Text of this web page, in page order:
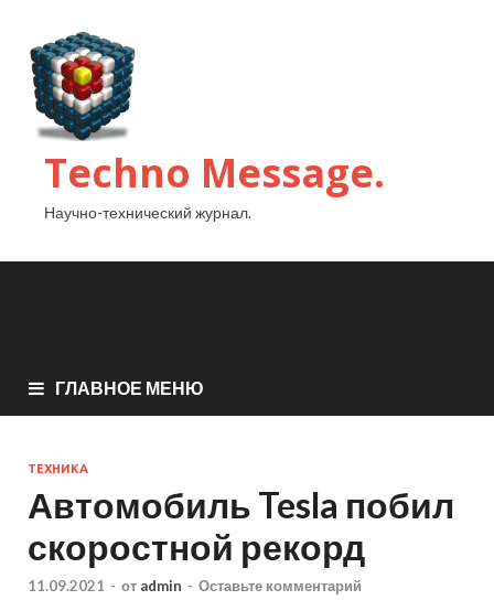
Techno Message.
Научно-технический журнал.
ГЛАВНОЕ МЕНЮ
ТЕХНИКА
Автомобиль Tesla побил
скоростной рекорд
11.09.2021 - от admin - Оставьте комментарий